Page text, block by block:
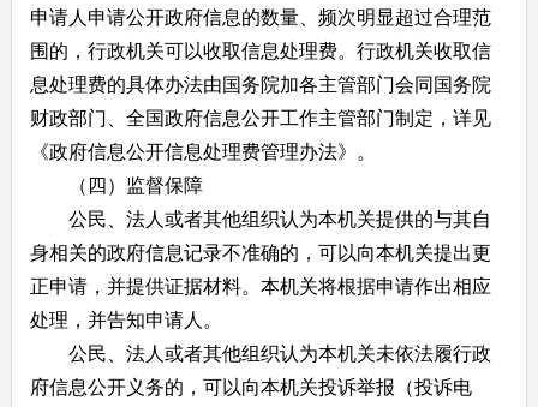
申请人申请公开政府信息的数量、频次明显超过合理范
围的，行政机关可以收取信息处理费。行政机关收取信
息处理费的具体办法由国务院加各主管部门会同国务院
财政部门、全国政府信息公开工作主管部门制定，详见
《政府信息公开信息处理费管理办法》。
（四）监督保障
公民、法人或者其他组织认为本机关提供的与其自
身相关的政府信息记录不准确的，可以向本机关提出更
正申请，并提供证据材料。本机关将根据申请作出相应
处理，并告知申请人。
公民、法人或者其他组织认为本机关未依法履行政
府信息公开义务的，可以向本机关投诉举报（投诉电